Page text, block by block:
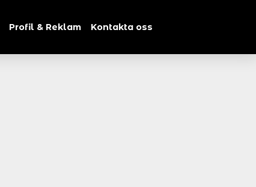
Profil & Reklam Kontakta oss